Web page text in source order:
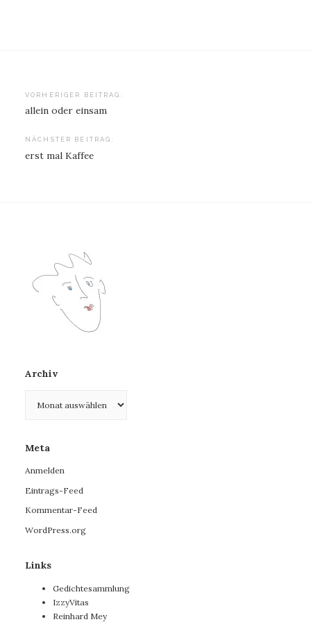
Beitragsnavigation
VORHERIGER BEITRAG:
allein oder einsam
NÄCHSTER BEITRAG:
erst mal Kaffee
Archiv
Meta
Anmelden
Eintrags-Feed
Kommentar-Feed
WordPress.org
Links
Gedichtesammlung
IzzyVitas
Reinhard Mey